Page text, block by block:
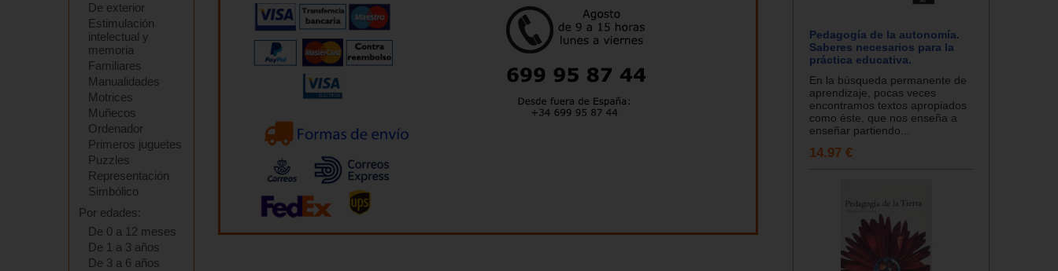
De exterior
Estimulación
intelectual y
memoria
Familiares
Manualidades
Motrices
Muñecos
Ordenador
Primeros juguetes
Puzzles
Representación
Simbólico
Por edades:
De 0 a 12 meses
De 1 a 3 años
De 3 a 6 años
Pedagogía de la autonomía.
Saberes necesarios para la
práctica educativa.
En la búsqueda permanente de
aprendizaje, pocas veces
encontramos textos apropiados
como éste, que nos enseña a
enseñar partiendo...
14.97 €